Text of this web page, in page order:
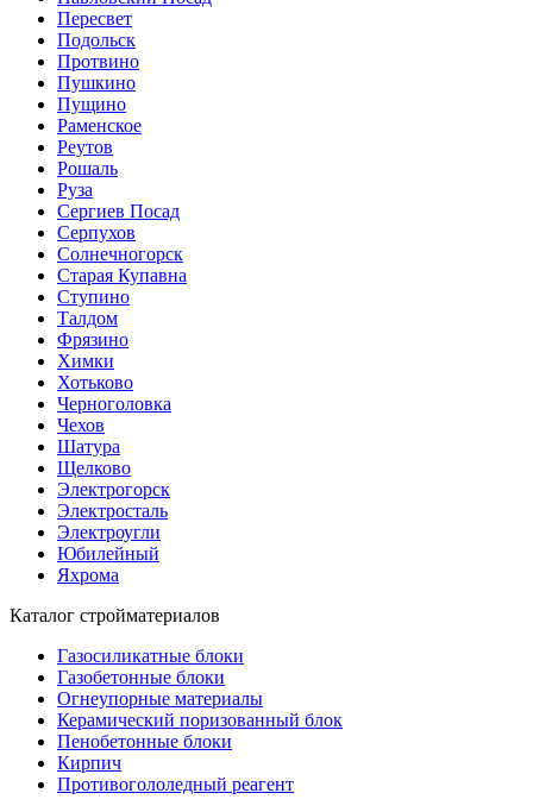
Пересвет
Подольск
Протвино
Пушкино
Пущино
Раменское
Реутов
Рошаль
Руза
Сергиев Посад
Серпухов
Солнечногорск
Старая Купавна
Ступино
Талдом
Фрязино
Химки
Хотьково
Черноголовка
Чехов
Шатура
Щелково
Электрогорск
Электросталь
Электроугли
Юбилейный
Яхрома
Каталог стройматериалов
Газосиликатные блоки
Газобетонные блоки
Огнеупорные материалы
Керамический поризованный блок
Пенобетонные блоки
Кирпич
Противогололедный реагент